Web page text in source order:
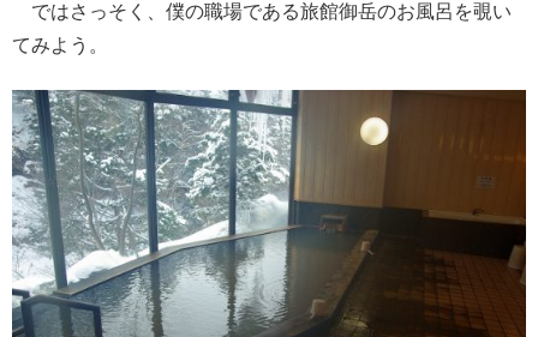
ではさっそく、僕の職場である旅館御岳のお風呂を覗い
てみよう。